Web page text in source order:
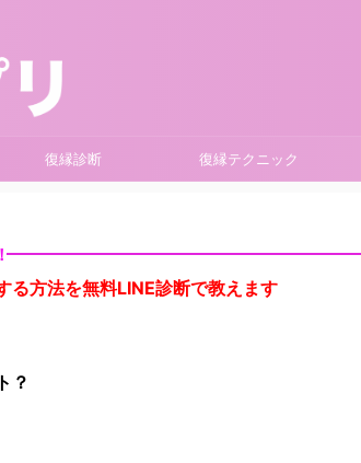
復縁診断 復縁テクニック
る方法を無料LINE診断で教えます
？